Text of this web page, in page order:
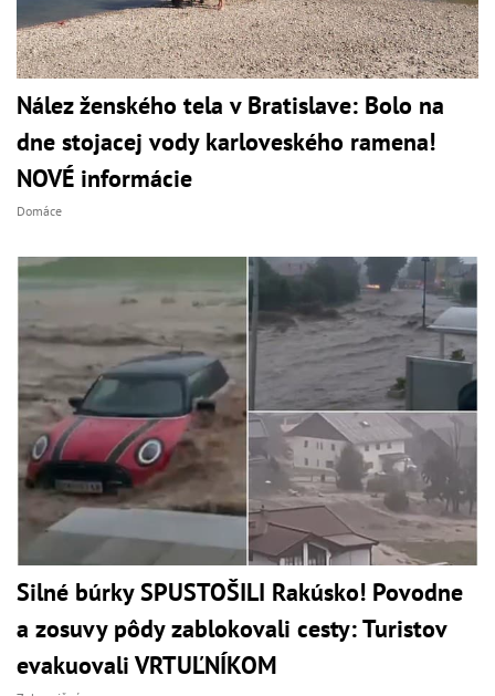
Nález ženského tela v Bratislave: Bolo na
dne stojacej vody karloveského ramena!
NOVÉ informácie
Domáce
Silné búrky SPUSTOŠILI Rakúsko! Povodne
a zosuvy pôdy zablokovali cesty: Turistov
evakuovali VRTUĽNÍKOM